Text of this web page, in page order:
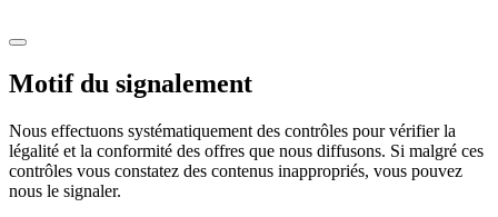
Motif du signalement
Nous effectuons systématiquement des contrôles pour vérifier la
légalité et la conformité des offres que nous diffusons. Si malgré ces
contrôles vous constatez des contenus inappropriés, vous pouvez
nous le signaler.